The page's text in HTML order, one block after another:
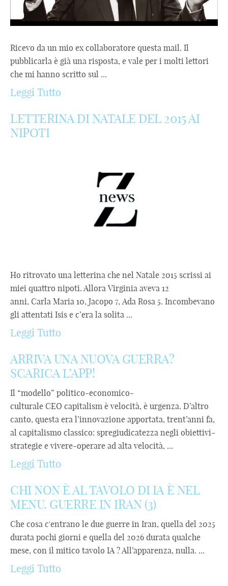
Ricevo da un mio ex collaboratore questa mail. Il
pubblicarla è già una risposta, e vale per i molti lettori
che mi hanno scritto sul ...
Leggi Tutto
LETTERINA DI NATALE DEL 2015 AI
NIPOTI
Ho ritrovato una letterina che nel Natale 2015 scrissi ai
miei quattro nipoti. Allora Virginia aveva 12
anni, Carla Maria 10, Jacopo 7, Ada Rosa 5. Incombevano
gli attentati Isis e c’era la solita ...
Leggi Tutto
ARRIVA UNA NUOVA GUERRA?
SCARICA L’APP!
Il “modello” politico-economico-
culturale CEO capitalism è velocità, è urgenza. D’altro
canto, questa era l’innovazione apportata, trent’anni fa,
al capitalismo classico: spregiudicatezza negli obiettivi-
strategie e vivere-operare ad alta velocità, ...
Leggi Tutto
CHI NON È AL TAVOLO DI IA È NEL
MENU. GUERRE IN IRAN (3)
Che cosa c'entrano le due guerre in Iran, quella del 2025
durata pochi giorni e quella del 2026 durata qualche
mese, con il mitico tavolo IA ? All’apparenza, nulla. ...
Leggi Tutto